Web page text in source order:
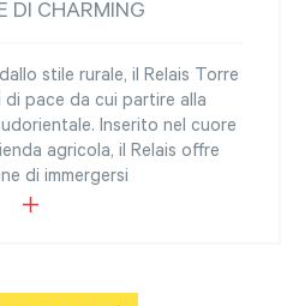
DI CHARMING
stile rurale, il Relais Torre
di pace da cui partire alla
Inserito nel cuore
agricola, il Relais offre
di immergersi